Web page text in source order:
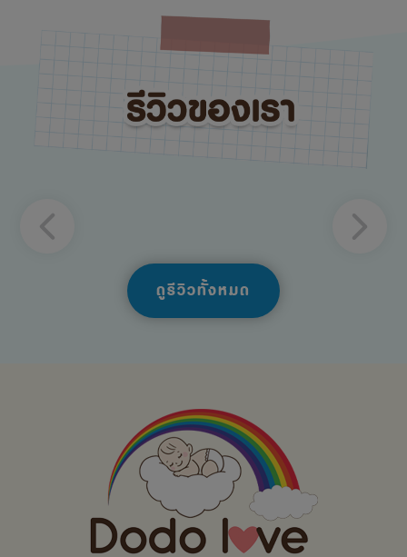
ดูรีวิวทั้งหมด